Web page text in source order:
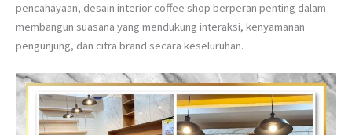
pencahayaan, desain interior coffee shop berperan penting dalam
membangun suasana yang mendukung interaksi, kenyamanan
pengunjung, dan citra brand secara keseluruhan.